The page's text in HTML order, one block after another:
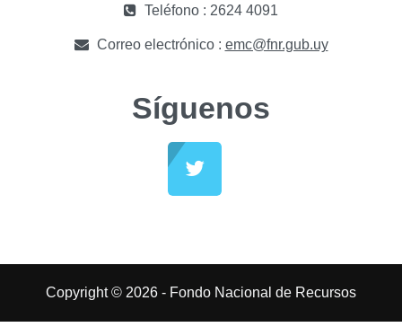
Teléfono : 2624 4091
Correo electrónico : emc@fnr.gub.uy
Síguenos
Copyright © 2026 - Fondo Nacional de Recursos